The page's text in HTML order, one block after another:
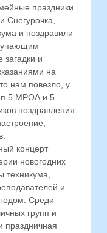
праздники
Снегурочка,
и поздравили
загадки и
на
нам повезло, у
5 МРОА и 5
поздравления
концерт
новогодних
техникума,
и
Среди
групп и
праздничная